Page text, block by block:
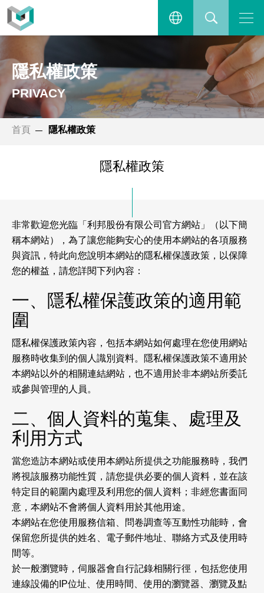
主選單
ENGLISH
搜尋
隱私權政策
PRIVACY
首頁 隱私權政策
隱私權政策
非常歡迎您光臨「利邦股份有限公司官方網站」（以下簡
稱本網站），為了讓您能夠安心的使用本網站的各項服務
與資訊，特此向您說明本網站的隱私權保護政策，以保障
您的權益，請您詳閱下列內容：
一、隱私權保護政策的適用範
圍
隱私權保護政策內容，包括本網站如何處理在您使用網站
服務時收集到的個人識別資料。隱私權保護政策不適用於
本網站以外的相關連結網站，也不適用於非本網站所委託
或參與管理的人員。
二、個人資料的蒐集、處理及
利用方式
當您造訪本網站或使用本網站所提供之功能服務時，我們
將視該服務功能性質，請您提供必要的個人資料，並在該
特定目的範圍內處理及利用您的個人資料；非經您書面同
意，本網站不會將個人資料用於其他用途。
本網站在您使用服務信箱、問卷調查等互動性功能時，會
保留您所提供的姓名、電子郵件地址、聯絡方式及使用時
間等。
於一般瀏覽時，伺服器會自行記錄相關行徑，包括您使用
連線設備的IP位址、使用時間、使用的瀏覽器、瀏覽及點